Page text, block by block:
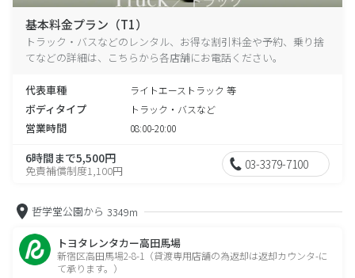
基本料金プラン（T1）
トラック・バスなどのレンタル、お得な割引料金や予約、乗り捨
てなどの詳細は、こちらから各店舗にお電話ください。
代表車種 ライトエーストラック 等
ボディタイプ トラック・バスなど
営業時間 08:00-20:00
6時間まで5,500円
免責補償制度1,100円 03-3379-7100
哲学堂公園から 3349m
トヨタレンタカー高田馬場
新宿区高田馬場2-8-1（貸渡専用店舗の為返却は返却カウンタ-に
て承ります。）